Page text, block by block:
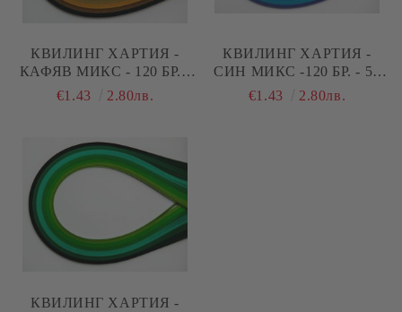
КВИЛИНГ ХАРТИЯ -
КАФЯВ МИКС - 120 БР. -
50 СМ.
€1.43 2.80лв.
КВИЛИНГ ХАРТИЯ -
СИН МИКС -120 БР. - 50
СМ.
€1.43 2.80лв.
КВИЛИНГ ХАРТИЯ -